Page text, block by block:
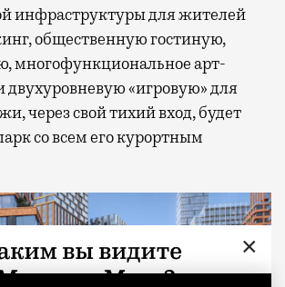
инфраструктуры для жителей
общественную гостиную,
многофункциональное арт-
двухуровневую «игровую» для
через свой тихий вход, будет
со всем его курортным
×